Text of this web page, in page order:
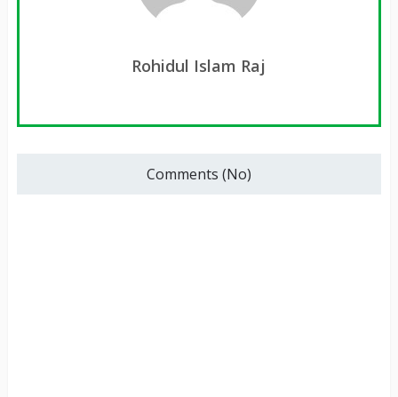
Rohidul Islam Raj
Comments (No)